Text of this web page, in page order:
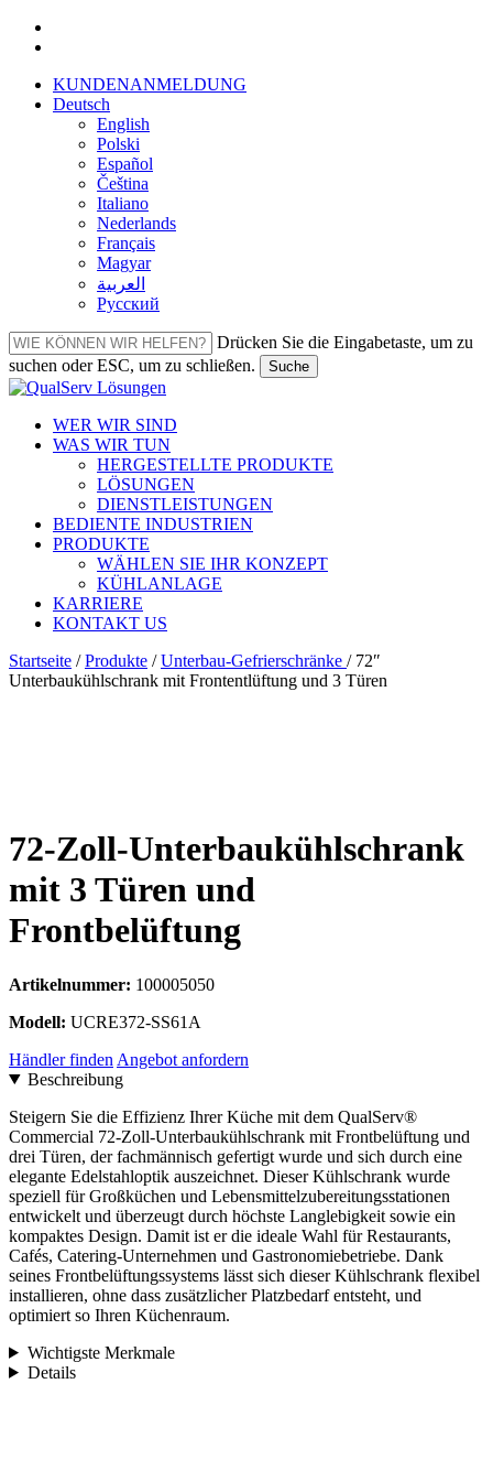
Zum
Hauptinhalt
KUNDENANMELDUNG
Deutsch
English
Polski
Español
Čeština
Italiano
Nederlands
Français
Magyar
العربية‏
Русский
Drücken Sie die Eingabetaste, um zu
suchen oder ESC, um zu schließen.
Suche
Suche
Menü
WER WIR SIND
WAS WIR TUN
HERGESTELLTE PRODUKTE
LÖSUNGEN
DIENSTLEISTUNGEN
BEDIENTE INDUSTRIEN
PRODUKTE
WÄHLEN SIE IHR KONZEPT
KÜHLANLAGE
KARRIERE
KONTAKT US
Startseite / Produkte / Unterbau-Gefrierschränke / 72″
Unterbaukühlschrank mit Frontentlüftung und 3 Türen
72-Zoll-Unterbaukühlschrank
mit 3 Türen und
Frontbelüftung
Artikelnummer: 100005050
Modell: UCRE372-SS61A
Händler finden Angebot anfordern
Beschreibung
Steigern Sie die Effizienz Ihrer Küche mit dem QualServ®
Commercial 72-Zoll-Unterbaukühlschrank mit Frontbelüftung und
drei Türen, der fachmännisch gefertigt wurde und sich durch eine
elegante Edelstahloptik auszeichnet. Dieser Kühlschrank wurde
speziell für Großküchen und Lebensmittelzubereitungsstationen
entwickelt und überzeugt durch höchste Langlebigkeit sowie ein
kompaktes Design. Damit ist er die ideale Wahl für Restaurants,
Cafés, Catering-Unternehmen und Gastronomiebetriebe. Dank
seines Frontbelüftungssystems lässt sich dieser Kühlschrank flexibel
installieren, ohne dass zusätzlicher Platzbedarf entsteht, und
optimiert so Ihren Küchenraum.
Wichtigste Merkmale
Details